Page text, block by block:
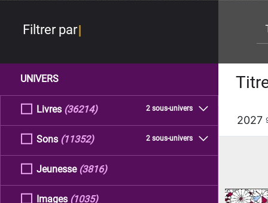
Filtrer par
UNIVERS
Livres 2 sous-univers
(36214)
Sons 2 sous-univers
(11352)
Jeunesse (3816)
Images (1035)
2027